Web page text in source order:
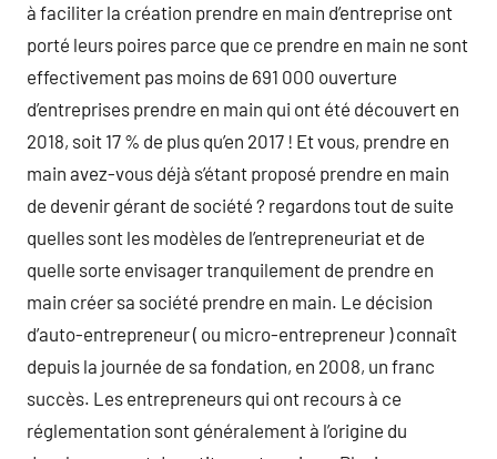
à faciliter la création prendre en main d’entreprise ont
porté leurs poires parce que ce prendre en main ne sont
effectivement pas moins de 691 000 ouverture
d’entreprises prendre en main qui ont été découvert en
2018, soit 17 % de plus qu’en 2017 ! Et vous, prendre en
main avez-vous déjà s’étant proposé prendre en main
de devenir gérant de société ? regardons tout de suite
quelles sont les modèles de l’entrepreneuriat et de
quelle sorte envisager tranquilement de prendre en
main créer sa société prendre en main. Le décision
d’auto-entrepreneur ( ou micro-entrepreneur ) connaît
depuis la journée de sa fondation, en 2008, un franc
succès. Les entrepreneurs qui ont recours à ce
réglementation sont généralement à l’origine du